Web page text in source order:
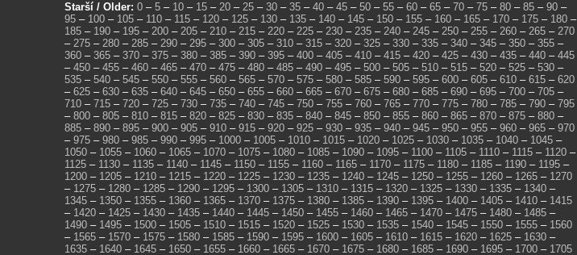
Starší / Older: 0 – 5 – 10 – 15 – 20 – 25 – 30 – 35 – 40 – 45 – 50 – 55 – 60 – 65 – 70 – 75 – 80 – 85 – 90 –
95 – 100 – 105 – 110 – 115 – 120 – 125 – 130 – 135 – 140 – 145 – 150 – 155 – 160 – 165 – 170 – 175 – 180 –
185 – 190 – 195 – 200 – 205 – 210 – 215 – 220 – 225 – 230 – 235 – 240 – 245 – 250 – 255 – 260 – 265 – 270
– 275 – 280 – 285 – 290 – 295 – 300 – 305 – 310 – 315 – 320 – 325 – 330 – 335 – 340 – 345 – 350 – 355 –
360 – 365 – 370 – 375 – 380 – 385 – 390 – 395 – 400 – 405 – 410 – 415 – 420 – 425 – 430 – 435 – 440 – 445
– 450 – 455 – 460 – 465 – 470 – 475 – 480 – 485 – 490 – 495 – 500 – 505 – 510 – 515 – 520 – 525 – 530 –
535 – 540 – 545 – 550 – 555 – 560 – 565 – 570 – 575 – 580 – 585 – 590 – 595 – 600 – 605 – 610 – 615 – 620
– 625 – 630 – 635 – 640 – 645 – 650 – 655 – 660 – 665 – 670 – 675 – 680 – 685 – 690 – 695 – 700 – 705 –
710 – 715 – 720 – 725 – 730 – 735 – 740 – 745 – 750 – 755 – 760 – 765 – 770 – 775 – 780 – 785 – 790 – 795
– 800 – 805 – 810 – 815 – 820 – 825 – 830 – 835 – 840 – 845 – 850 – 855 – 860 – 865 – 870 – 875 – 880 –
885 – 890 – 895 – 900 – 905 – 910 – 915 – 920 – 925 – 930 – 935 – 940 – 945 – 950 – 955 – 960 – 965 – 970
– 975 – 980 – 985 – 990 – 995 – 1000 – 1005 – 1010 – 1015 – 1020 – 1025 – 1030 – 1035 – 1040 – 1045 –
1050 – 1055 – 1060 – 1065 – 1070 – 1075 – 1080 – 1085 – 1090 – 1095 – 1100 – 1105 – 1110 – 1115 – 1120 –
1125 – 1130 – 1135 – 1140 – 1145 – 1150 – 1155 – 1160 – 1165 – 1170 – 1175 – 1180 – 1185 – 1190 – 1195 –
1200 – 1205 – 1210 – 1215 – 1220 – 1225 – 1230 – 1235 – 1240 – 1245 – 1250 – 1255 – 1260 – 1265 – 1270
– 1275 – 1280 – 1285 – 1290 – 1295 – 1300 – 1305 – 1310 – 1315 – 1320 – 1325 – 1330 – 1335 – 1340 –
1345 – 1350 – 1355 – 1360 – 1365 – 1370 – 1375 – 1380 – 1385 – 1390 – 1395 – 1400 – 1405 – 1410 – 1415
– 1420 – 1425 – 1430 – 1435 – 1440 – 1445 – 1450 – 1455 – 1460 – 1465 – 1470 – 1475 – 1480 – 1485 –
1490 – 1495 – 1500 – 1505 – 1510 – 1515 – 1520 – 1525 – 1530 – 1535 – 1540 – 1545 – 1550 – 1555 – 1560
– 1565 – 1570 – 1575 – 1580 – 1585 – 1590 – 1595 – 1600 – 1605 – 1610 – 1615 – 1620 – 1625 – 1630 –
1635 – 1640 – 1645 – 1650 – 1655 – 1660 – 1665 – 1670 – 1675 – 1680 – 1685 – 1690 – 1695 – 1700 – 1705